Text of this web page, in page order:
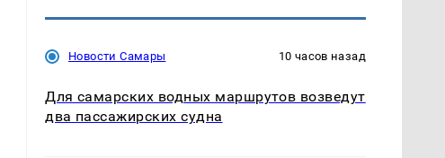
Новости Самары 10 часов назад
Для самарских водных маршрутов возведут
два пассажирских судна